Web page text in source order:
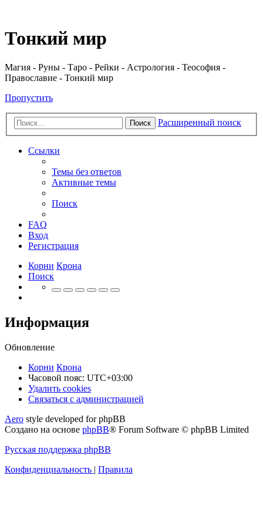
Тонкий мир
Магия - Руны - Таро - Рейки - Астрология - Теософия -
Православие - Тонкий мир
Пропустить
Поиск Расширенный поиск
Ссылки
Темы без ответов
Активные темы
Поиск
FAQ
Вход
Регистрация
Корни Крона
Поиск
Информация
Обновление
Корни Крона
Часовой пояс: UTC+03:00
Удалить cookies
Связаться
администрацией
Связаться с администрацией
Aero style developed for phpBB
Создано на основе phpBB® Forum Software © phpBB Limited
Русская поддержка phpBB
Конфиденциальность | Правила